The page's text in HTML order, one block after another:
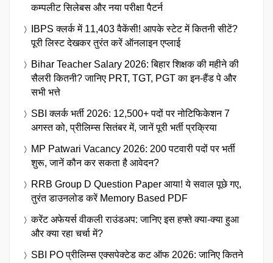
कम्पलीट सिलेबस और नया परीक्षा पैटर्न
IBPS क्लर्क में 11,403 वैकेंसी! आपके स्टेट में कितनी सीटें?
पूरी लिस्ट देखकर तुरंत करें ऑनलाइन एप्लाई
Bihar Teacher Salary 2026: बिहार शिक्षक की महीने की
सैलरी कितनी? जानिए PRT, TGT, PGT का इन-हैंड पे और
सभी भत्ते
SBI क्लर्क भर्ती 2026: 12,500+ पदों पर नोटिफिकेशन 7
अगस्त को, प्रीलिम्स सितंबर में, जानें पूरी भर्ती प्रक्रिया
MP Patwari Vacancy 2026: 200 पटवारी पदों पर भर्ती
शुरू, जानें कौन कर सकता है आवेदन?
RRB Group D Question Paper आया! ये सवाल पूछे गए,
तुरंत डाउनलोड करें Memory Based PDF
करेंट अफेयर्स वीकली राउंडअप: जानिए इस हफ्ते क्या-क्या हुआ
और क्या रहा चर्चा में?
SBI PO प्रीलिम्स एक्सपेक्टेड कट ऑफ 2026: जानिए कितने